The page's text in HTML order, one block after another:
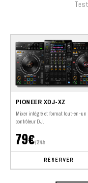
PIONEER XDJ-XZ
Mixer intégré et format tout-en-un
contrôleur DJ.
79€/24h
RÉSERVER